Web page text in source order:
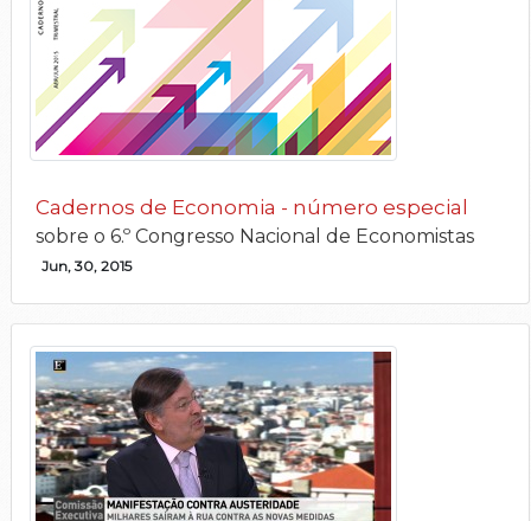
Cadernos de Economia - número especial
sobre o 6.º Congresso Nacional de Economistas
Jun, 30, 2015